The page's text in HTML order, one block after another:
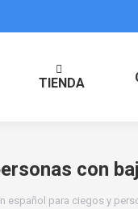
TIENDA
con
español para ciegos y